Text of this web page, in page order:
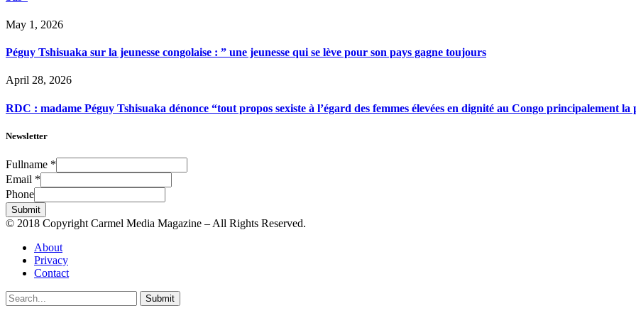
May 1, 2026
Péguy Tshisuaka sur la jeunesse congolaise : ” une jeunesse qui se lève pour son pays gagne toujours
April 28, 2026
RDC : madame Péguy Tshisuaka dénonce “tout propos sexiste à l’égard des femmes élevées en dignité au Congo principalement
Newsletter
Fullname *
Email *
Phone
Submit
© 2018 Copyright Carmel Media Magazine – All Rights Reserved.
About
Privacy
Contact
Submit